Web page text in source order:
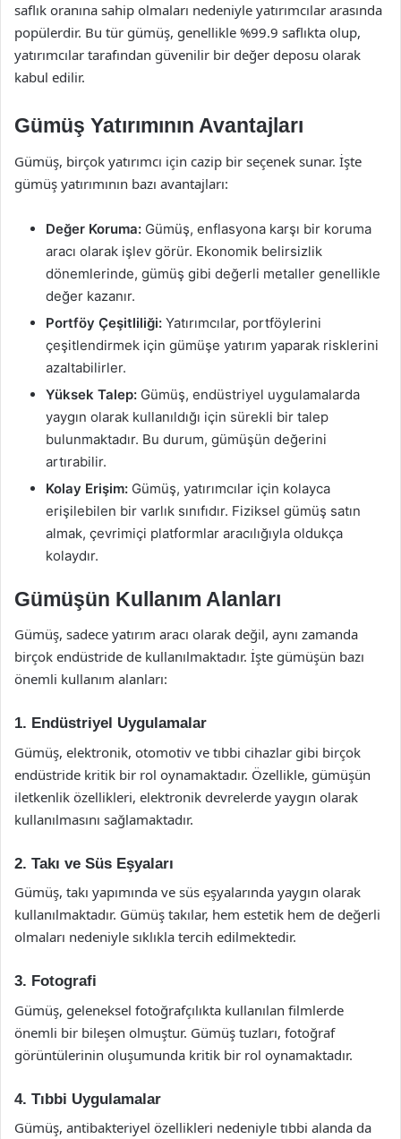
saflık oranına sahip olmaları nedeniyle yatırımcılar arasında
popülerdir. Bu tür gümüş, genellikle %99.9 saflıkta olup,
yatırımcılar tarafından güvenilir bir değer deposu olarak
kabul edilir.
Gümüş Yatırımının Avantajları
Gümüş, birçok yatırımcı için cazip bir seçenek sunar. İşte
gümüş yatırımının bazı avantajları:
Değer Koruma: Gümüş, enflasyona karşı bir koruma
aracı olarak işlev görür. Ekonomik belirsizlik
dönemlerinde, gümüş gibi değerli metaller genellikle
değer kazanır.
Portföy Çeşitliliği: Yatırımcılar, portföylerini
çeşitlendirmek için gümüşe yatırım yaparak risklerini
azaltabilirler.
Yüksek Talep: Gümüş, endüstriyel uygulamalarda
yaygın olarak kullanıldığı için sürekli bir talep
bulunmaktadır. Bu durum, gümüşün değerini
artırabilir.
Kolay Erişim: Gümüş, yatırımcılar için kolayca
erişilebilen bir varlık sınıfıdır. Fiziksel gümüş satın
almak, çevrimiçi platformlar aracılığıyla oldukça
kolaydır.
Gümüşün Kullanım Alanları
Gümüş, sadece yatırım aracı olarak değil, aynı zamanda
birçok endüstride de kullanılmaktadır. İşte gümüşün bazı
önemli kullanım alanları:
1. Endüstriyel Uygulamalar
Gümüş, elektronik, otomotiv ve tıbbi cihazlar gibi birçok
endüstride kritik bir rol oynamaktadır. Özellikle, gümüşün
iletkenlik özellikleri, elektronik devrelerde yaygın olarak
kullanılmasını sağlamaktadır.
2. Takı ve Süs Eşyaları
Gümüş, takı yapımında ve süs eşyalarında yaygın olarak
kullanılmaktadır. Gümüş takılar, hem estetik hem de değerli
olmaları nedeniyle sıklıkla tercih edilmektedir.
3. Fotografi
Gümüş, geleneksel fotoğrafçılıkta kullanılan filmlerde
önemli bir bileşen olmuştur. Gümüş tuzları, fotoğraf
görüntülerinin oluşumunda kritik bir rol oynamaktadır.
4. Tıbbi Uygulamalar
Gümüş, antibakteriyel özellikleri nedeniyle tıbbi alanda da